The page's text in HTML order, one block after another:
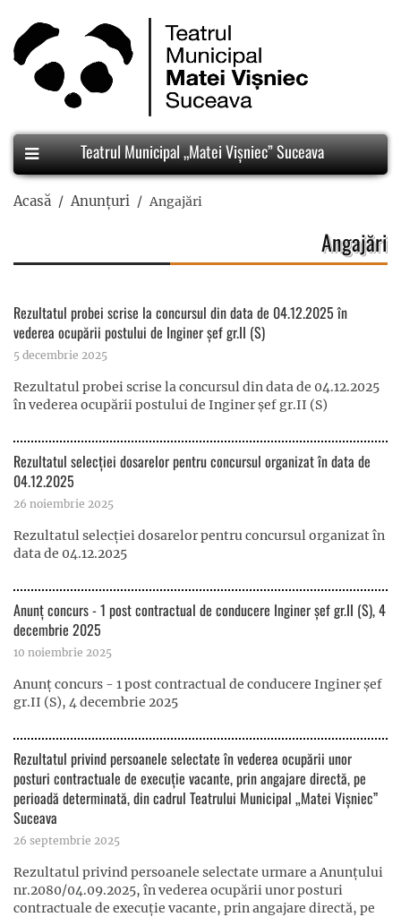
Teatrul Municipal „Matei Vișniec” Suceava
Acasă Anunțuri Angajări
Angajări
Rezultatul probei scrise la concursul din data de 04.12.2025 în
vederea ocupării postului de Inginer șef gr.II (S)
5 decembrie 2025
Rezultatul probei scrise la concursul din data de 04.12.2025
în vederea ocupării postului de Inginer șef gr.II (S)
Rezultatul selecției dosarelor pentru concursul organizat în data de
04.12.2025
26 noiembrie 2025
Rezultatul selecției dosarelor pentru concursul organizat în
data de 04.12.2025
Anunț concurs - 1 post contractual de conducere Inginer șef gr.II (S), 4
decembrie 2025
10 noiembrie 2025
Anunț concurs - 1 post contractual de conducere Inginer șef
gr.II (S), 4 decembrie 2025
Rezultatul privind persoanele selectate în vederea ocupării unor
posturi contractuale de execuție vacante, prin angajare directă, pe
perioadă determinată, din cadrul Teatrului Municipal „Matei Vişniec”
Suceava
26 septembrie 2025
Rezultatul privind persoanele selectate urmare a Anunțului
nr.2080/04.09.2025, în vederea ocupării unor posturi
contractuale de execuție vacante, prin angajare directă, pe